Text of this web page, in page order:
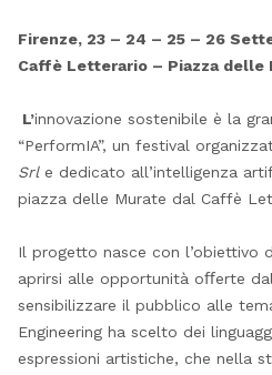
Firenze, 23 – 24 – 25 – 26
Caffè Letterario – Piazza delle
L’innovazione sostenibile è la
“PerformIA”, un festival
Srl e dedicato all’intelligenza
piazza delle Murate dal Caffè
Il progetto nasce con l’obiettivo
aprirsi alle opportunità oﬀerte
sensibilizzare il pubblico alle
Engineering ha scelto dei
espressioni artistiche, che nella